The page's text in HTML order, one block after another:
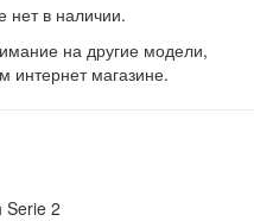
нет в наличии.
на другие модели,
магазине.
2